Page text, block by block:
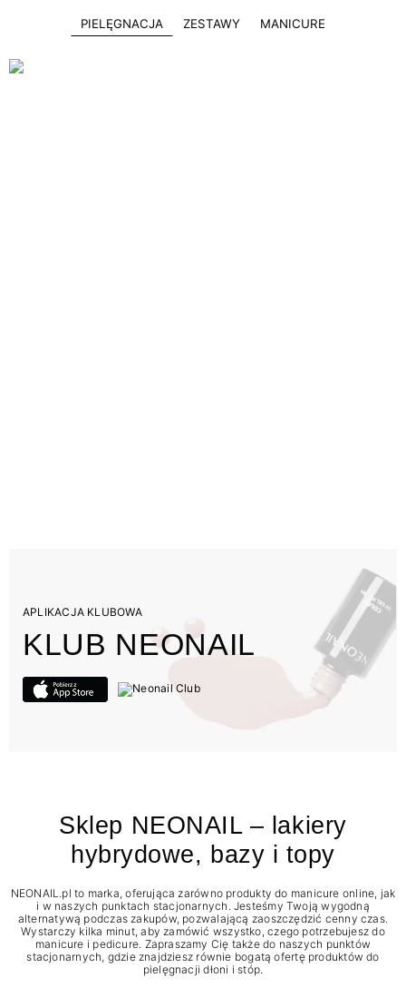
PIELĘGNACJA ZESTAWY MANICURE
APLIKACJA KLUBOWA
KLUB NEONAIL
Sklep NEONAIL – lakiery
hybrydowe, bazy i topy
NEONAIL.pl to marka, oferująca zarówno produkty do manicure online, jak
i w naszych punktach stacjonarnych. Jesteśmy Twoją wygodną
alternatywą podczas zakupów, pozwalającą zaoszczędzić cenny czas.
Wystarczy kilka minut, aby zamówić wszystko, czego potrzebujesz do
manicure i pedicure. Zapraszamy Cię także do naszych punktów
stacjonarnych, gdzie znajdziesz równie bogatą ofertę produktów do
pielęgnacji dłoni i stóp.